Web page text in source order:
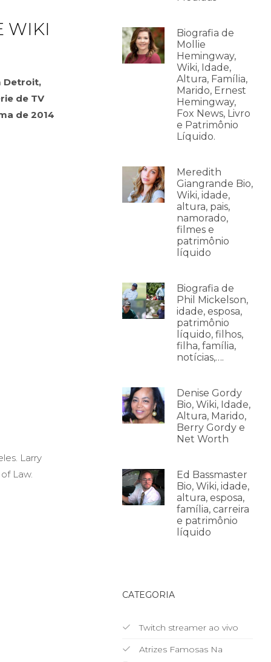
WIKI
Detroit,
de TV
de 2014
Larry
Law.
Biografia de
Mollie
Hemingway,
Wiki, Idade,
Altura, Família,
Marido, Ernest
Hemingway,
Fox News, Livro
e Patrimônio
Líquido.
Meredith
Giangrande Bio,
Wiki, idade,
altura, pais,
namorado,
filmes e
patrimônio
líquido
Biografia de
Phil Mickelson,
idade, esposa,
patrimônio
líquido, filhos,
filha, família,
notícias,….
Denise Gordy
Bio, Wiki, Idade,
Altura, Marido,
Berry Gordy e
Net Worth
Ed Bassmaster
Bio, Wiki, idade,
altura, esposa,
família, carreira
e patrimônio
líquido
CATEGORIA
Twitch streamer ao vivo
Atrizes Famosas Na